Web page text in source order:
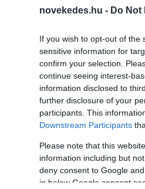
novekedes.hu - Do
If you wish to opt-out of the
sensitive information for
confirm your selection.
continue seeing interest-
information disclosed to
further disclosure of your
participants. This
Downstream Participants
Please note that this
information including but
deny consent to Google
in below Google consent